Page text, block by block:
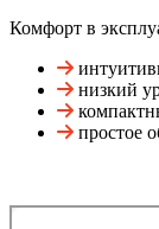
Комфорт в
низкий
простое